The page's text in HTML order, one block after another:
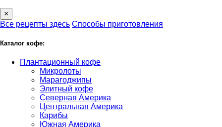
×
Все рецепты здесь Способы приготовления
Каталог кофе:
Плантационный кофе
Микролоты
Марагоджипы
Элитный кофе
Северная Америка
Центральная Америка
Карибы
Южная Америка